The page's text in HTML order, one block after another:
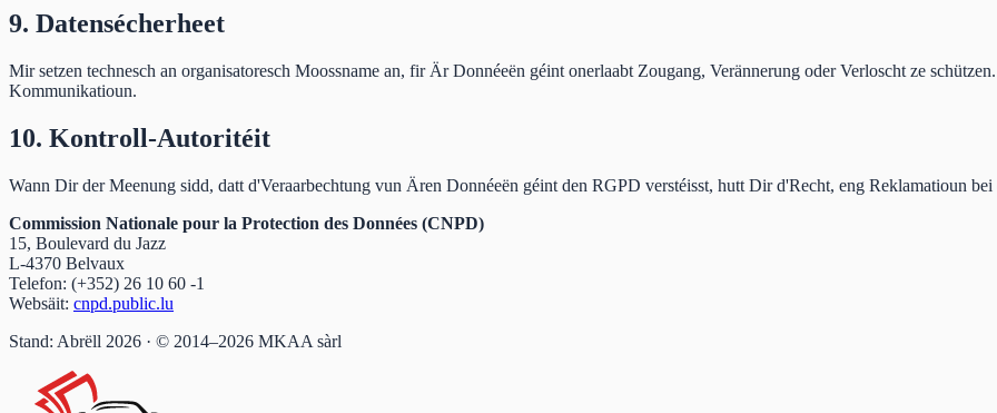
9. Datensécherheet
Mir setzen technesch an organisatoresch Moossname an, fir Är Donnéeën géint onerlaabt Zougang, Verännerung oder Verloscht ze
Kommunikatioun.
10. Kontroll-Autoritéit
Wann Dir der Meenung sidd, datt d'Veraarbechtung vun Ären Donnéeën géint den RGPD verstéisst, hutt Dir d'Recht, eng Reklamatioun
Commission Nationale pour la Protection des Données (CNPD)
15, Boulevard du Jazz
L-4370 Belvaux
Telefon: (+352) 26 10 60 -1
Websäit: cnpd.public.lu
Stand: Abrëll 2026 · © 2014–2026 MKAA sàrl